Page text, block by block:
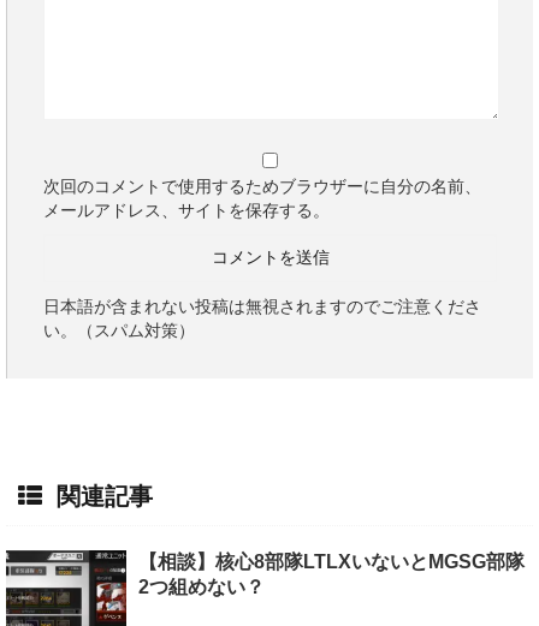
次回のコメントで使用するためブラウザーに自分の名前、
メールアドレス、サイトを保存する。
日本語が含まれない投稿は無視されますのでご注意くださ
い。（スパム対策）
関連記事
【相談】核心8部隊LTLXいないとMGSG部隊
2つ組めない？